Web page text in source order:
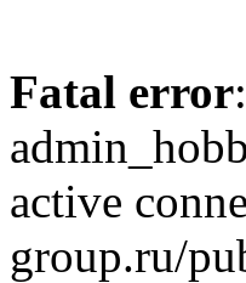
Fatal error
active
group.ru/